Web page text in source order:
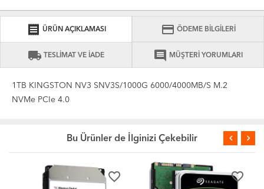
receipt ÜRÜN AÇIKLAMASI credit_card ÖDEME BİLGİLERİ
local_shipping TESLİMAT VE İADE comment MÜŞTERİ YORUMLARI
1TB KINGSTON NV3 SNV3S/1000G 6000/4000MB/S M.2
NVMe PCIe 4.0
Bu Ürünler de İlginizi Çekebilir
favorite_border favorite_border